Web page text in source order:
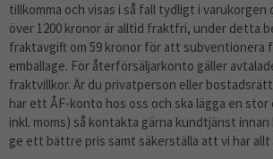
tillkomma och visas i så fall tydligt i varukorgen
över 1200 kronor är alltid fraktfri, under detta
fraktavgift om 59 kronor för att subventionera
emballage. För återförsäljarkonto gäller
fraktvillkor. Är du privatperson eller
har ett ÅF-konto hos oss och ska lägga en stor
inkl. moms) så kontakta gärna kundtjänst innan
ge ett bättre pris samt säkerställa att vi har allt